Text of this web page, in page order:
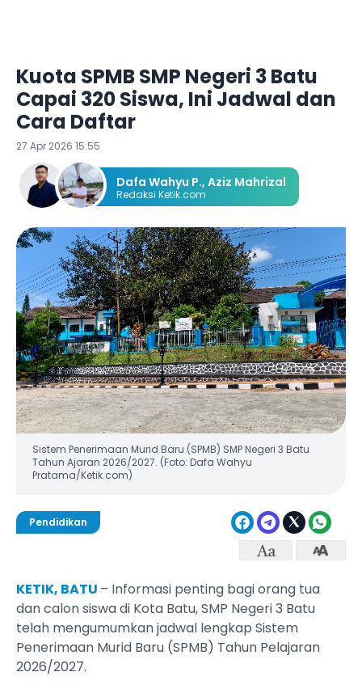
Kuota SPMB SMP Negeri 3 Batu
Capai 320 Siswa, Ini Jadwal dan
Cara Daftar
27 Apr 2026 15:55
Dafa Wahyu P., Aziz Mahrizal
Redaksi Ketik.com
Sistem Penerimaan Murid Baru (SPMB) SMP Negeri 3 Batu
Tahun Ajaran 2026/2027. (Foto: Dafa Wahyu
Pratama/Ketik.com)
Pendidikan
KETIK, BATU – Informasi penting bagi orang tua
dan calon siswa di Kota Batu, SMP Negeri 3 Batu
telah mengumumkan jadwal lengkap Sistem
Penerimaan Murid Baru (SPMB) Tahun Pelajaran
2026/2027.